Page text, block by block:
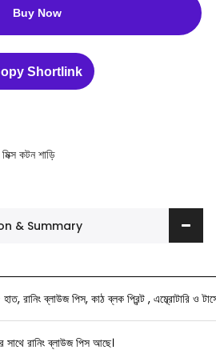
Buy Now
Shortlink
মিক্স কটন শাড়ি
& Summary
রানিং ব্লাউজ পিস, কাঠ ব্লক প্রিন্ট , এম্ব্রোটারি ও
সাথে রানিং ব্লাউজ পিস আছে।